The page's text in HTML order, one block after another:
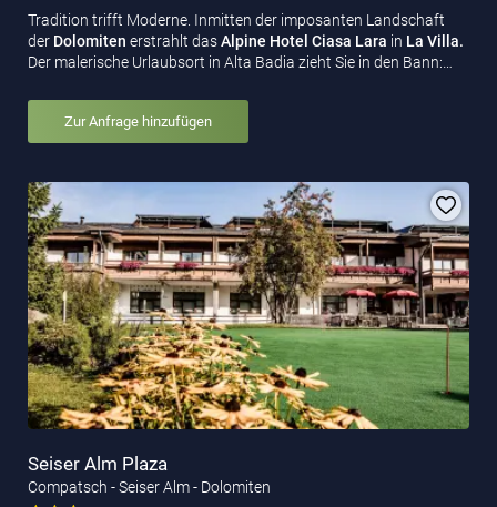
Tradition trifft Moderne. Inmitten der imposanten Landschaft
der Dolomiten erstrahlt dasAlpine Hotel Ciasa Lara in La Villa.
Der malerische Urlaubsort in Alta Badia zieht Sie in den Bann:…
Zur Anfrage hinzufügen
Seiser Alm Plaza
Compatsch - Seiser Alm - Dolomiten